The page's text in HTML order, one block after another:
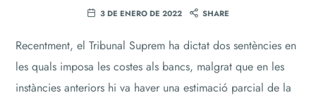
3 DE ENERO DE 2022 SHARE
Recentment, el Tribunal Suprem ha dictat dos sentències en
les quals imposa les costes als bancs, malgrat que en les
instàncies anteriors hi va haver una estimació parcial de la